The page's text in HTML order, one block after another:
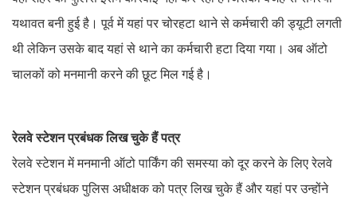
यथावत बनी हुई है। पूर्व में यहां पर चोरहटा थाने से कर्मचारी की ड्यूटी लगती
थी लेकिन उसके बाद यहां से थाने का कर्मचारी हटा दिया गया। अब ऑटो
चालकों को मनमानी करने की छूट मिल गई है।
रेलवे स्टेशन प्रबंधक लिख चुके हैं पत्र
रेलवे स्टेशन में मनमानी ऑटो पार्किंग की समस्या को दूर करने के लिए रेलवे
स्टेशन प्रबंधक पुलिस अधीक्षक को पत्र लिख चुके हैं और यहां पर उन्होंने